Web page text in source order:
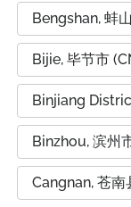
Bengshan, 蚌
Bijie, 毕节市
Binjiang
Binzhou, 滨州
Cangnan, 苍南